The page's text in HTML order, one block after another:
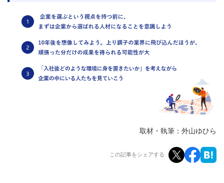
取材・執筆：外山ゆひら
この記事をシェアする